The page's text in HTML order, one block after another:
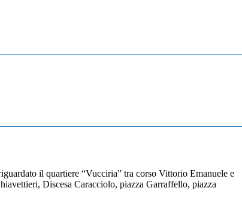
il quartiere “Vucciria” tra corso Vittorio Emanuele e
Discesa Caracciolo, piazza Garraffello, piazza